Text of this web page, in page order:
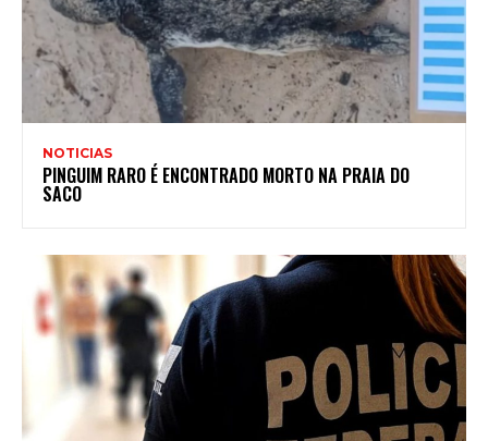
NOTICIAS
PINGUIM RARO É ENCONTRADO MORTO NA PRAIA DO
SACO